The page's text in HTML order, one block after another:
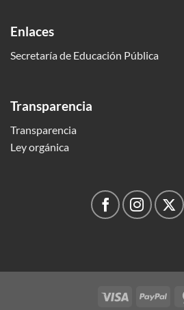
Enlaces
Secretaría de Educación Pública
Transparencia
Transparencia
Ley orgánica